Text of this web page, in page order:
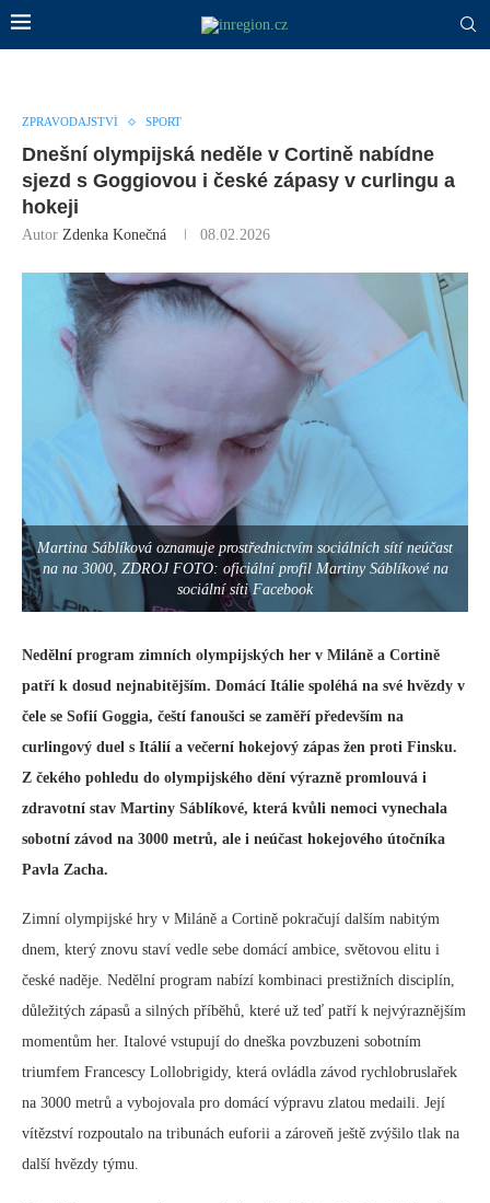
ZPRAVODAJSTVÍ SPORT
Dnešní olympijská neděle v Cortině nabídne
sjezd s Goggiovou i české zápasy v curlingu a
hokeji
Autor Zdenka Konečná 08.02.2026
Martina Sáblíková oznamuje prostřednictvím sociálních sítí neúčast
na na 3000, ZDROJ FOTO: oficiální profil Martiny Sáblíkové na
sociální síti Facebook
Nedělní program zimních olympijských her v Miláně a Cortině
patří k dosud nejnabitějším. Domácí Itálie spoléhá na své hvězdy v
čele se Sofií Goggia, čeští fanoušci se zaměří především na
curlingový duel s Itálií a večerní hokejový zápas žen proti Finsku.
Z čekého pohledu do olympijského dění výrazně promlouvá i
zdravotní stav Martiny Sáblíkové, která kvůli nemoci vynechala
sobotní závod na 3000 metrů, ale i neúčast hokejového útočníka
Pavla Zacha.
Zimní olympijské hry v Miláně a Cortině pokračují dalším nabitým
dnem, který znovu staví vedle sebe domácí ambice, světovou elitu i
české naděje. Nedělní program nabízí kombinaci prestižních disciplín,
důležitých zápasů a silných příběhů, které už teď patří k nejvýraznějším
momentům her. Italové vstupují do dneška povzbuzeni sobotním
triumfem Francescy Lollobrigidy, která ovládla závod rychlobruslařek
na 3000 metrů a vybojovala pro domácí výpravu zlatou medaili. Její
vítězství rozpoutalo na tribunách euforii a zároveň ještě zvýšilo tlak na
další hvězdy týmu.